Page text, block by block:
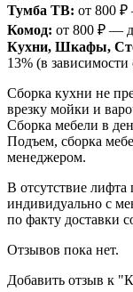
Тумба ТВ: от 800
Комод: от 800 ₽ —
Кухни, Шкафы,
13% (в
Сборка кухни не
врезку мойки и
Сборка мебели в
Подъем, сборка
менеджером.
В отсутствие лифта
индивидуально с
по факту доставки
Отзывов пока нет.
Добавить отзыв к